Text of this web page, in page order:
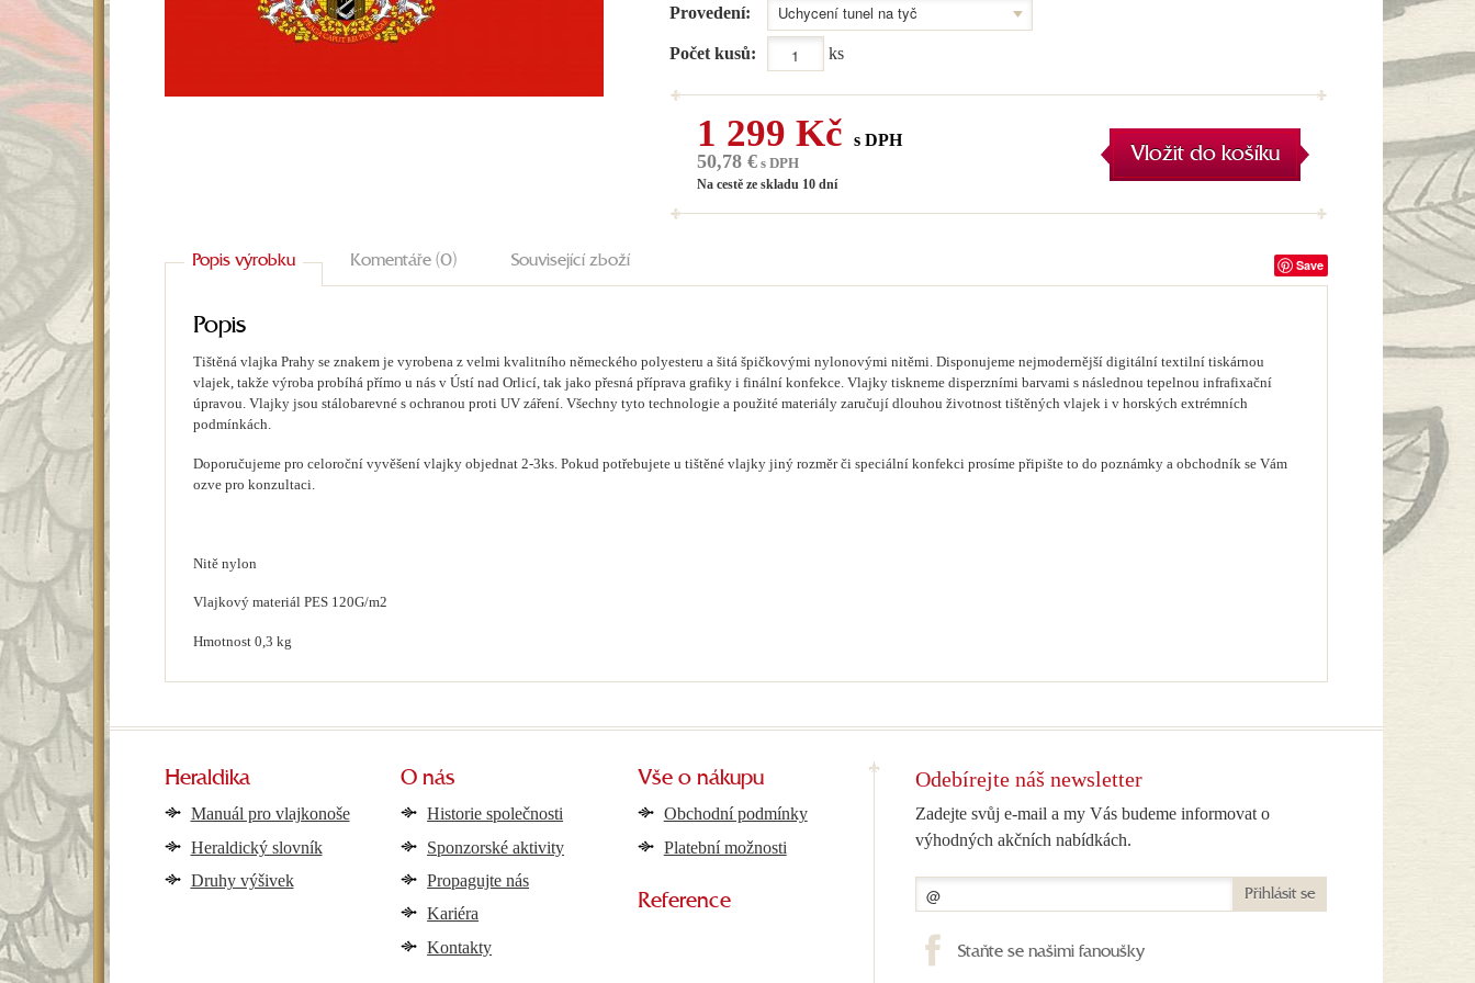
Provedení:
Počet kusů: ks
1 299 Kč s DPH
50,78 €s DPH
Na cestě ze skladu 10 dní
Vložit do košíku
Popis výrobku Komentáře (0) Související zboží
Popis
Tištěná vlajka Prahy se znakem je vyrobena z velmi kvalitního německého polyesteru a šitá špičkovými nylonovými nitěmi. Disponujeme nejmodernější digitální textilní tiskárnou
vlajek, takže výroba probíhá přímo u nás v Ústí nad Orlicí, tak jako přesná příprava grafiky i finální konfekce. Vlajky tiskneme disperzními barvami s následnou tepelnou infrafixační
úpravou. Vlajky jsou stálobarevné s ochranou proti UV záření. Všechny tyto technologie a použité materiály zaručují dlouhou životnost tištěných vlajek i v horských extrémních
podmínkách.
Doporučujeme pro celoroční vyvěšení vlajky objednat 2-3ks. Pokud potřebujete u tištěné vlajky jiný rozměr či speciální konfekci prosíme připište to do poznámky a obchodník se Vám
ozve pro konzultaci.
Nitě nylon
Vlajkový materiál PES 120G/m2
Hmotnost 0,3 kg
Save
Heraldika
Manuál pro vlajkonoše
Heraldický slovník
Druhy výšivek
O nás
Historie společnosti
Sponzorské aktivity
Propagujte nás
Kariéra
Kontakty
Vše o nákupu
Obchodní podmínky
Platební možnosti
Reference
Odebírejte náš newsletter
Zadejte svůj e-mail a my Vás budeme informovat o
výhodných akčních nabídkách.
Přihlásit se
Staňte se našimi fanoušky